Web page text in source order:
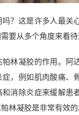
？这是许多人最关
要从多个角度来看待
林凝胶的作用。阿
，例如肌肉酸痛、
和消除炎症来缓解患
林凝胶是非常有效的